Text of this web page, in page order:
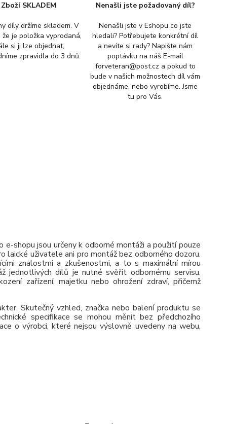
Zboží SKLADEM
díly držíme skladem. V
že je položka vyprodaná,
si ji lze objednat,
zpravidla do 3 dnů.
Nenašli jste požadovaný díl?
Nenašli jste v Eshopu co jste
hledali? Potřebujete konkrétní díl
a nevíte si rady? Napište nám
poptávku na náš E-mail
forveteran@post.cz a pokud to
bude v našich možnostech díl vám
objednáme, nebo vyrobíme. Jsme
tu pro Vás.
shopu jsou určeny k odborné montáži a použití pouze
laické uživatele ani pro montáž bez odborného dozoru.
znalostmi a zkušenostmi, a to s maximální mírou
dílů je nutné svěřit odbornému servisu.
zařízení, majetku nebo ohrožení zdraví, přičemž
Skutečný vzhled, značka nebo balení produktu se
specifikace se mohou měnit bez předchozího
o výrobci, které nejsou výslovně uvedeny na webu,